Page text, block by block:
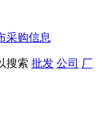
采购信息
搜索 批发 公司 厂